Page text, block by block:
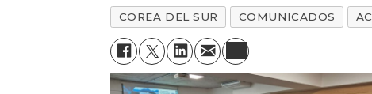
COREA DEL SUR COMUNICADOS